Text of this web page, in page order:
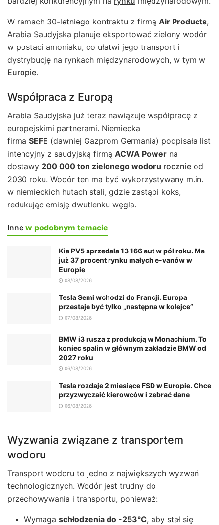
W ramach 30-letniego kontraktu z firmą Air Products,
Arabia Saudyjska planuje eksportować zielony wodór
w postaci amoniaku, co ułatwi jego transport i
dystrybucję na rynkach międzynarodowych, w tym w
Europie.
Współpraca z Europą
Arabia Saudyjska już teraz nawiązuje współpracę z
europejskimi partnerami. Niemiecka
firma SEFE (dawniej Gazprom Germania) podpisała list
intencyjny z saudyjską firmą ACWA Power na
dostawy 200 000 ton zielonego wodoru rocznie od
2030 roku. Wodór ten ma być wykorzystywany m.in.
w niemieckich hutach stali, gdzie zastąpi koks,
redukując emisję dwutlenku węgla.
Inne w podobnym temacie
Kia PV5 sprzedała 13 166 aut w pół roku. Ma
już 37 procent rynku małych e-vanów w
Europie
08/08/2026
Tesla Semi wchodzi do Francji. Europa
przestaje być tylko „następna w kolejce”
07/08/2026
BMW i3 rusza z produkcją w Monachium. To
koniec spalin w głównym zakładzie BMW od
2027 roku
06/08/2026
Tesla rozdaje 2 miesiące FSD w Europie. Chce
przyzwyczaić kierowców i zebrać dane
06/08/2026
Wyzwania związane z transportem
wodoru
Transport wodoru to jedno z największych wyzwań
technologicznych. Wodór jest trudny do
przechowywania i transportu, ponieważ:
Wymagaschłodzenia do -253°C, aby stał się